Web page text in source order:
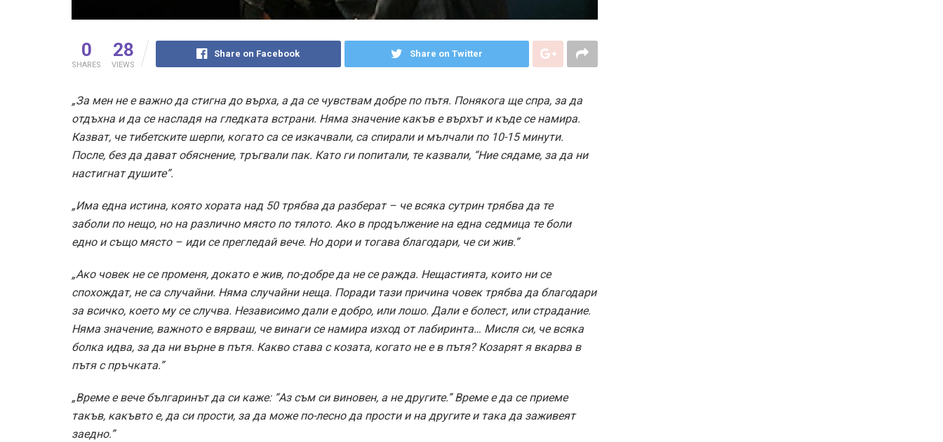
0
SHARES
28
VIEWS
Share on Facebook Share on Twitter
„За мен не е важно да стигна до върха, а да се чувствам добре по пътя. Понякога ще спра, за да
отдъхна и да се насладя на гледката встрани. Няма значение какъв е върхът и къде се намира.
Казват, че тибетските шерпи, когато са се изкачвали, са спирали и мълчали по 10-15 минути.
После, без да дават обяснение, тръгвали пак. Като ги попитали, те казвали, “Ние сядаме, за да ни
настигнат душите”.
„Има една истина, която хората над 50 трябва да разберат – че всяка сутрин трябва да те
заболи по нещо, но на различно място по тялото. Ако в продължение на една седмица те боли
едно и също място – иди се прегледай вече. Но дори и тогава благодари, че си жив.”
„Ако човек не се променя, докато е жив, по-добре да не се ражда. Нещастията, които ни се
спохождат, не са случайни. Няма случайни неща. Поради тази причина човек трябва да благодари
за всичко, което му се случва. Независимо дали е добро, или лошо. Дали е болест, или страдание.
Няма значение, важното е вярваш, че винаги се намира изход от лабиринта… Мисля си, че всяка
болка идва, за да ни върне в пътя. Какво става с козата, когато не е в пътя? Козарят я вкарва в
пътя с пръчката.”
„Време е вече българинът да си каже: “Аз съм си виновен, а не другите.” Време е да се приеме
такъв, какъвто е, да си прости, за да може по-лесно да прости и на другите и така да заживеят
заедно.”